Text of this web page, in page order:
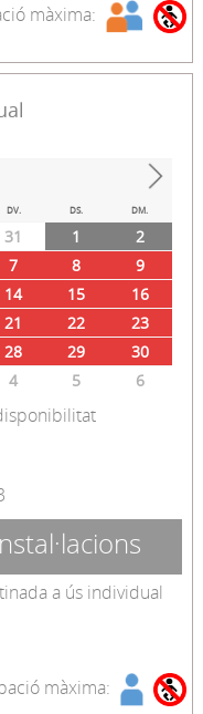
màxima:
Next
DV. DS. DM.
31 1
2
7 8
9
14 15
16
21 22
23
28 29
30
4 5 6
a ús individual
màxima: